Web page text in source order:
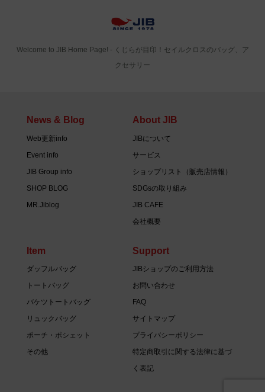
Welcome to JIB Home Page! ‐ くじらが目印！セイルクロスのバッグ、ア
クセサリー
News & Blog
Web更新info
Event info
JIB Group info
SHOP BLOG
MR.Jiblog
About JIB
JIBについて
サービス
ショップリスト（販売店情報）
SDGsの取り組み
JIB CAFE
会社概要
Item
ダッフルバッグ
トートバッグ
バケツトートバッグ
リュックバッグ
ポーチ・ポシェット
その他
Support
JIBショップのご利用方法
お問い合わせ
FAQ
サイトマップ
プライバシーポリシー
特定商取引に関する法律に基づ
く表記